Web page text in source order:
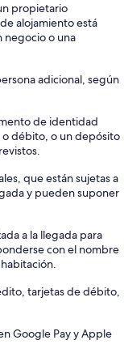
propietario
alojamiento está
negocio o una
adicional, según
de identidad
débito, o un depósito
que están sujetas a
y pueden suponer
a la llegada para
con el nombre
tarjetas de débito,
Google Pay y Apple